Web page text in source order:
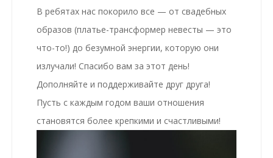
В ребятах нас покорило все — от свадебных
образов (платье-трансформер невесты — это
что-то!) до безумной энергии, которую они
излучали! Спасибо вам за этот день!
Дополняйте и поддерживайте друг друга!
Пусть с каждым годом ваши отношения
становятся более крепкими и счастливыми!